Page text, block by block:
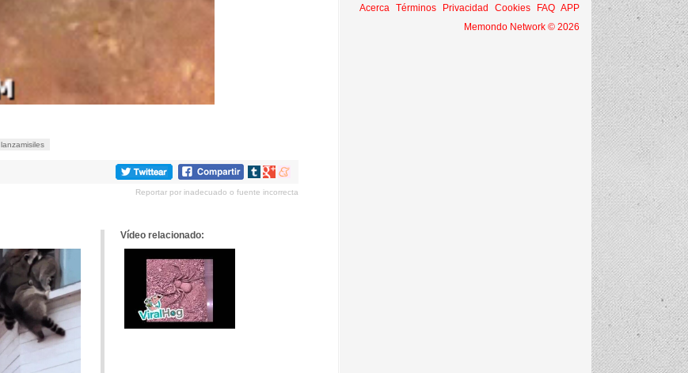
lanzamisiles
Compartir
tumblr
Compartir
Google+
Compartir
meneame
Reportar por inadecuado o fuente incorrecta
Vídeo relacionado:
Acerca Términos Privacidad Cookies FAQ APP
Memondo Network © 2026